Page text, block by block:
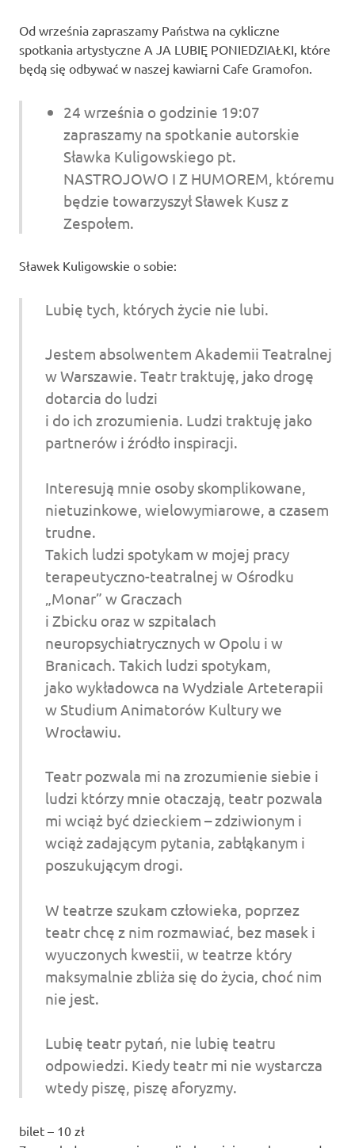
widzów
na
spektakle,
pokazy
filmów.
Od września zapraszamy Państwa na cykliczne
spotkania artystyczne A JA LUBIĘ PONIEDZIAŁKI, które
będą się odbywać w naszej kawiarni Cafe Gramofon.
24 września o godzinie 19:07
zapraszamy na spotkanie autorskie
Sławka Kuligowskiego pt.
NASTROJOWO I Z HUMOREM, któremu
będzie towarzyszył Sławek Kusz z
Zespołem.
Sławek Kuligowskie o sobie:
Lubię tych, których życie nie lubi.
Jestem absolwentem Akademii Teatralnej
w Warszawie. Teatr traktuję, jako drogę
dotarcia do ludzi
i do ich zrozumienia. Ludzi traktuję jako
partnerów i źródło inspiracji.
Interesują mnie osoby skomplikowane,
nietuzinkowe, wielowymiarowe, a czasem
trudne.
Takich ludzi spotykam w mojej pracy
terapeutyczno-teatralnej w Ośrodku
„Monar” w Graczach
i Zbicku oraz w szpitalach
neuropsychiatrycznych w Opolu i w
Branicach. Takich ludzi spotykam,
jako wykładowca na Wydziale Arteterapii
w Studium Animatorów Kultury we
Wrocławiu.
Teatr pozwala mi na zrozumienie siebie i
ludzi którzy mnie otaczają, teatr pozwala
mi wciąż być dzieckiem – zdziwionym i
wciąż zadającym pytania, zabłąkanym i
poszukującym drogi.
W teatrze szukam człowieka, poprzez
teatr chcę z nim rozmawiać, bez masek i
wyuczonych kwestii, w teatrze który
maksymalnie zbliża się do życia, choć nim
nie jest.
Lubię teatr pytań, nie lubię teatru
odpowiedzi. Kiedy teatr mi nie wystarcza
wtedy piszę, piszę aforyzmy.
bilet – 10 zł